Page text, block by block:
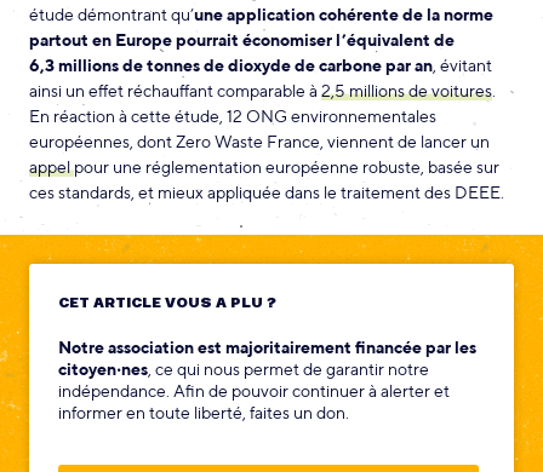
étude démontrant qu’une application cohérente de la norme
partout en Europe pourrait économiser l’équivalent de
6,3 millions de tonnes de dioxyde de carbone par an , évitant
ainsi un effet réchauffant comparable à2,5 millions de voitures
En réaction à cette étude, 12 ONG environnementales
européennes, dont Zero Waste France, viennent de lancer un
appelpour une réglementation européenne robuste, basée sur
ces standards, et mieux appliquée dans le traitement des DEEE.
CET ARTICLE VOUS A PLU ?
Notre association est majoritairement financée par les
citoyen‧nes , ce qui nous permet de garantir notre
indépendance. Afin de pouvoir continuer à alerter et
informer en toute liberté, faites un don.